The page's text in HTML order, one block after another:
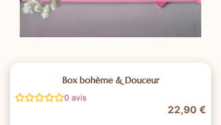
Box bohème & Douceur
0 avis
22,90 €